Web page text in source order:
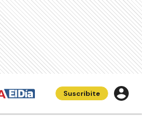
Suscribite